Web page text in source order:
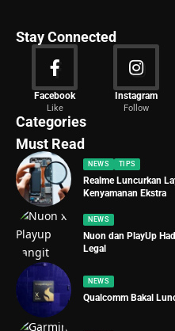
Stay Connected
Facebook
Like
Instagram
Follow
Categories
News
2029 Articles
Must Read
NEWS TIPS
Realme Luncurkan
Kenyamanan Ekstra
NEWS
Nuon dan PlayUp
Legal
NEWS
Qualcomm Bakal